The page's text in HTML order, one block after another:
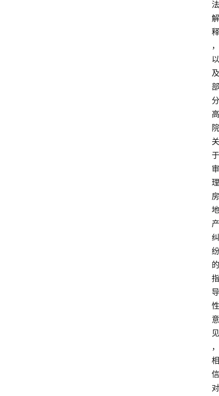
法
解
释
，
以
及
部
分
高
院
关
于
审
理
房
地
产
纠
纷
的
指
导
性
意
见
，
相
信
对